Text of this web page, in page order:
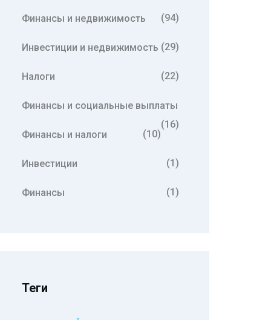
Финансы и недвижимость (94)
Инвестиции и недвижимость (29)
Налоги (22)
Финансы и социальные выплаты
(16)
Финансы и налоги
(10)
Инвестиции (1)
Финансы (1)
Теги